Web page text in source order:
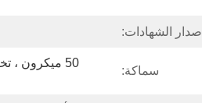
إصدار الشهادات:
سماكة: